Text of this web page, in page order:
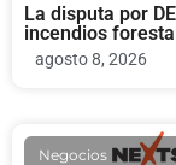
La disputa por
incendios
agosto 8, 2026
Negocios